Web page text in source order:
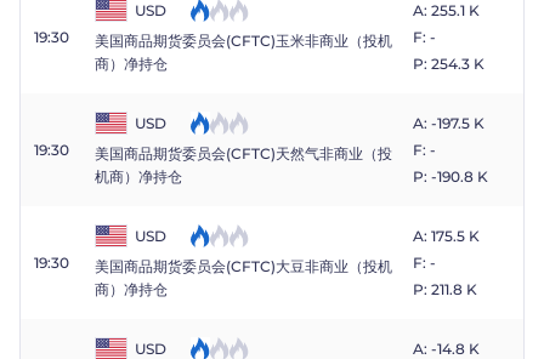
19:30
USD
美国商品期货委员会(CFTC)玉米非商业（投机
商）净持仓
A: 255.1 K
F: -
P: 254.3 K
19:30
USD
美国商品期货委员会(CFTC)天然气非商业（投
机商）净持仓
A: -197.5 K
F: -
P: -190.8 K
19:30
USD
美国商品期货委员会(CFTC)大豆非商业（投机
商）净持仓
A: 175.5 K
F: -
P: 211.8 K
USD
A: -14.8 K